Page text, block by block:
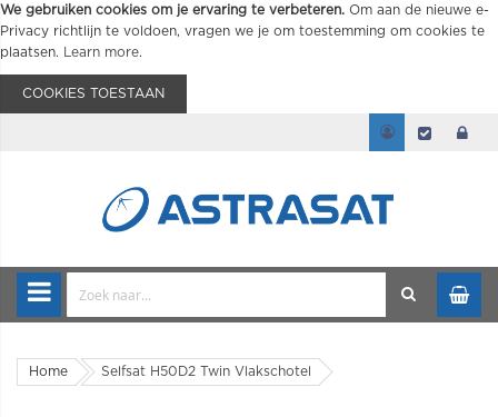
We gebruiken cookies om je ervaring te verbeteren. Om aan de nieuwe e-
Privacy richtlijn te voldoen, vragen we je om toestemming om cookies te
plaatsen.
Learn more.
COOKIES TOESTAAN
Home Selfsat H50D2 Twin Vlakschotel